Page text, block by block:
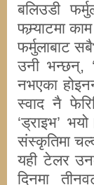
बलिउडी
फम्र्याटमा काम
फर्मुलाबाट
उनी भन्छन्,
नभएका
स्वाद नै
‘ड्राइभ’
संस्कृतिमा
यही टेलर
दिनमा